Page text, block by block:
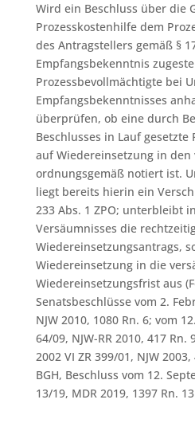
Wird ein Beschluss über die
Prozesskostenhilfe dem
des Antragstellers gemäß §
Empfangsbekenntnis
Prozessbevollmächtigte bei
Empfangsbekenntnisses
überprüfen, ob eine durch
Beschlusses in Lauf
auf Wiedereinsetzung in den
ordnungsgemäß notiert ist.
liegt bereits hierin ein
233 Abs. 1 ZPO; unterbleibt
Versäumnisses die
Wiedereinsetzungsantrags,
Wiedereinsetzung in die
Wiedereinsetzungsfrist aus
Senatsbeschlüsse vom 2.
NJW 2010, 1080 Rn. 6; vom
64/09, NJW-RR 2010, 417
2002 VI ZR 399/01, NJW
BGH, Beschluss vom 12.
13/19, MDR 2019, 1397 Rn.